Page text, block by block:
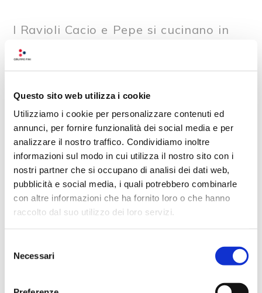
Questo sito web utilizza i cookie
Utilizziamo i cookie per personalizzare contenuti ed
annunci, per fornire funzionalità dei social media e per
analizzare il nostro traffico. Condividiamo inoltre
informazioni sul modo in cui utilizza il nostro sito con i
nostri partner che si occupano di analisi dei dati web,
pubblicità e social media, i quali potrebbero combinarle
con altre informazioni che ha fornito loro o che hanno
raccolto dal suo utilizzo dei loro servizi.
delNecessari
I Ravioli Cacio e Pepe si cucinano in
a completa cottura.
Ravioli Cacio e Pepe come
conservarli?